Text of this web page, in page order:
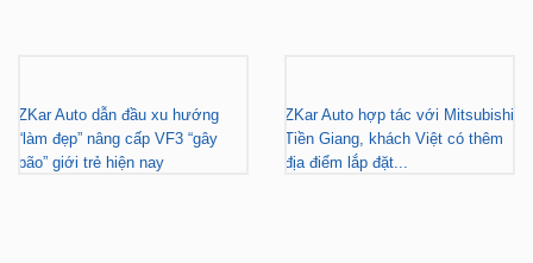
ZKar Auto dẫn đầu xu hướng
“làm đẹp” nâng cấp VF3 “gây
bão” giới trẻ hiện nay
ZKar Auto hợp tác với Mitsubishi
Tiền Giang, khách Việt có thêm
địa điểm lắp đặt...